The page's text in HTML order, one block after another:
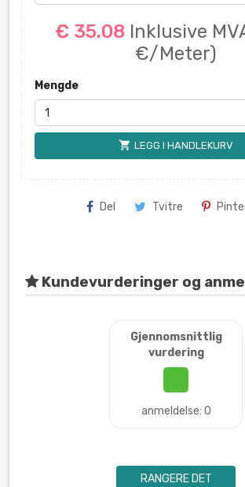
€ 35.08 Inklusive
€/Meter)
Mengde
shopping_cart LEGG I HANDLEKURV
Del Tvitre
Kundevurderinger og
Gjennomsnittlig
vurdering
anmeldelse: 0
RANGERE DET